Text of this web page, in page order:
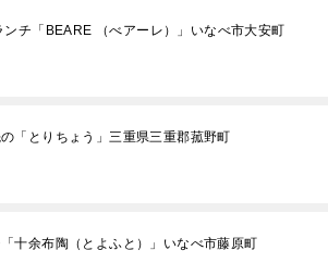
ンチ「BEARE （べアーレ）」いなべ市大安町
「とりちょう」三重県三重郡菰野町
十余布陶（とよふと）」いなべ市藤原町